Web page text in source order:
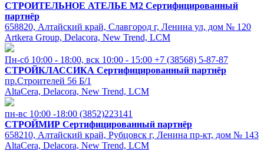
СТРОИТЕЛЬНОЕ АТЕЛЬЕ М2 Сертифицированный
партнёр
658820, Алтайский край, Славгород г, Ленина ул, дом № 120
Artkera Group, Delacora, New Trend, LCM
Пн-сб 10:00 - 18:00, вск 10:00 - 15:00 +7 (38568) 5-87-87
СТРОЙКЛАССИКА Сертифицированный партнёр
пр.Строителей 56 Б/1
AltaCera, Delacora, New Trend, LCM
пн-вс 10:00 -18:00 (3852)223141
СТРОЙМИР Сертифицированный партнёр
658210, Алтайский край, Рубцовск г, Ленина пр-кт, дом № 143
AltaCera, Delacora, New Trend, LCM